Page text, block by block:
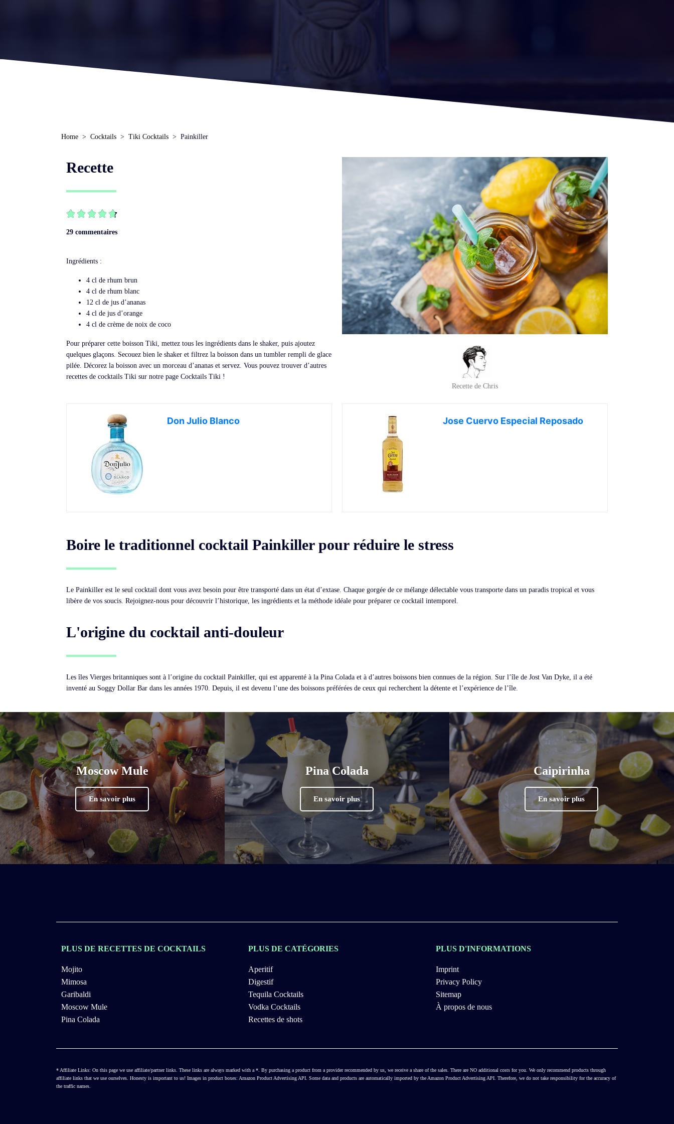
Home Cocktails Tiki Cocktails Painkiller
Recette

29 commentaires
Ingrédients :
4 cl de rhum brun
4 cl de rhum blanc
12 cl de jus d’ananas
4 cl de jus d’orange
4 cl de crème de noix de coco
Pour préparer cette boisson Tiki, mettez tous les ingrédients dans le shaker, puis ajoutez
quelques glaçons. Secouez bien le shaker et filtrez la boisson dans un tumbler rempli de glace
pilée. Décorez la boisson avec un morceau d’ananas et servez. Vous pouvez trouver d’autres
recettes de cocktails Tiki sur notre page Cocktails Tiki !
Recette de Chris
Don Julio Blanco Jose Cuervo Especial Reposado
Boire le traditionnel cocktail Painkiller pour réduire le stress
Le Painkiller est le seul cocktail dont vous avez besoin pour être transporté dans un état d’extase. Chaque gorgée de ce mélange délectable vous transporte dans un paradis tropical et vous
libère de vos soucis. Rejoignez-nous pour découvrir l’historique, les ingrédients et la méthode idéale pour préparer ce cocktail intemporel.
L'origine du cocktail anti-douleur
Les îles Vierges britanniques sont à l’origine du cocktail Painkiller, qui est apparenté à la Pina Colada et à d’autres boissons bien connues de la région. Sur l’île de Jost Van Dyke, il a été
inventé au Soggy Dollar Bar dans les années 1970. Depuis, il est devenu l’une des boissons préférées de ceux qui recherchent la détente et l’expérience de l’île.
Moscow Mule
En savoir plus
Pina Colada
En savoir plus
Caipirinha
En savoir plus
PLUS DE RECETTES DE COCKTAILS
Mojito
Mimosa
Garibaldi
Moscow Mule
Pina Colada
PLUS DE CATÉGORIES
Aperitif
Digestif
Tequila Cocktails
Vodka Cocktails
Recettes de shots
PLUS D'INFORMATIONS
Imprint
Privacy Policy
Sitemap
À propos de nous
* Affiliate Links: On this page we use affiliate/partner links. These links are always marked with a *. By purchasing a product from a provider recommended by us, we receive a share of the sales. There are NO additional costs for you. We only recommend products through
affiliate links that we use ourselves. Honesty is important to us! Images in product boxes: Amazon Product Advertising API. Some data and products are automatically imported by the Amazon Product Advertising API. Therefore, we do not take responsibility for the accuracy of
the traffic names.